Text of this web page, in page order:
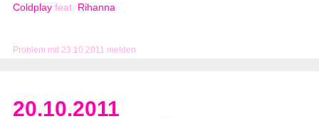
Problem mit 23.10.2011 melden
Coldplay feat. Rihanna
20.10.2011